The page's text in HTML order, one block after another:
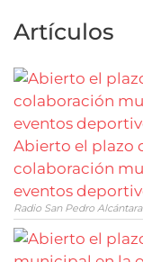
Artículos
Abierto el plazo
colaboración
eventos
Radio San Pedro Alcántara